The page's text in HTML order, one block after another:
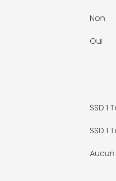
Non
Oui
SSD 1
SSD 1
Aucun